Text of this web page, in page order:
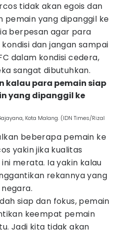
tidak akan egois dan
pemain yang dipanggil ke
berpesan agar para
dan jangan sampai
dalam kondisi cedera,
sangat dibutuhkan.
kalau para pemain siap
yang dipanggil ke
Kota Malang. (IDN Times/Rizal
beberapa pemain ke
yakin jika kualitas
merata. Ia yakin kalau
rekannya yang
siap dan fokus, pemain
keempat pemain
Jadi kita tidak akan